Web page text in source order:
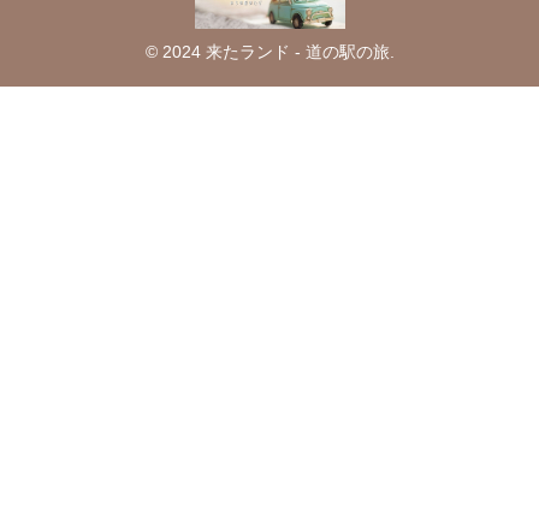
© 2024 来たランド - 道の駅の旅.